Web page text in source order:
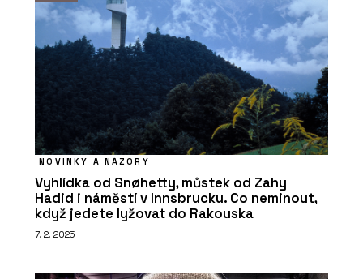
NOVINKY A NÁZORY
Vyhlídka od Snøhetty, můstek od Zahy
Hadid i náměstí v Innsbrucku. Co neminout,
když jedete lyžovat do Rakouska
7. 2. 2025